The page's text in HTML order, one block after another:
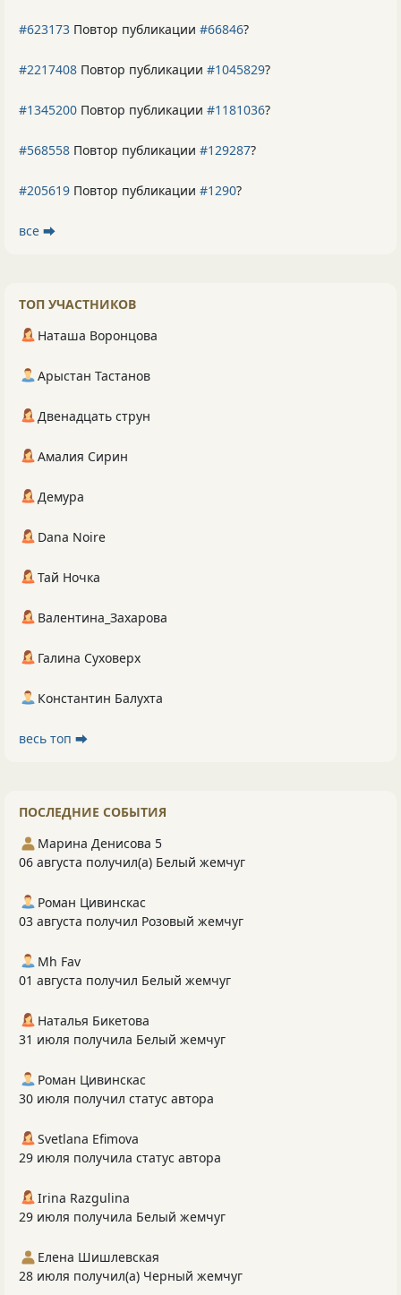
#623173 Повтор публикации #66846?
#2217408 Повтор публикации #1045829?
#1345200 Повтор публикации #1181036?
#568558 Повтор публикации #129287?
#205619 Повтор публикации #1290?
все ⮕
ТОП УЧАСТНИКОВ
Наташа Воронцова
Арыстан Тастанов
Двенадцать струн
Амалия Сирин
Демура
Dana Noire
Тай Ночка
Валентина_Захарова
Галина Суховерх
Константин Балухта
весь топ ⮕
ПОСЛЕДНИЕ СОБЫТИЯ
Марина Денисова 5
06 августа получил(а) Белый жемчуг
Роман Цивинскас
03 августа получил Розовый жемчуг
Mh Fav
01 августа получил Белый жемчуг
Наталья Бикетова
31 июля получила Белый жемчуг
Роман Цивинскас
30 июля получил статус автора
Svetlana Efimova
29 июля получила статус автора
Irina Razgulina
29 июля получила Белый жемчуг
Елена Шишлевская
28 июля получил(а) Черный жемчуг